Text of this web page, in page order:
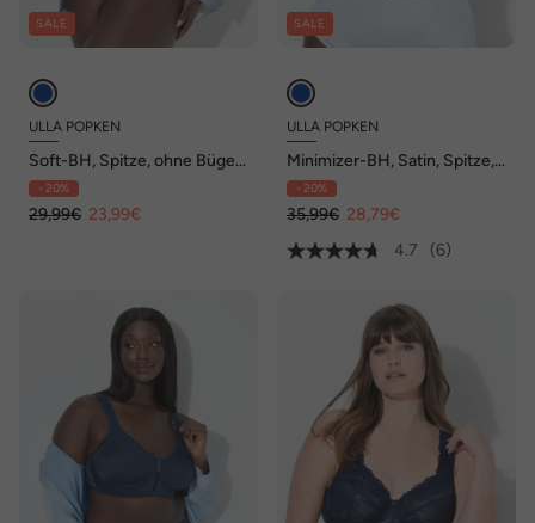
SALE
ULLA POPKEN
Soft-BH, Spitze, ohne Bügel,
Cup B - E
- 20%
29,99€ 23,99€
SALE
ULLA POPKEN
Minimizer-BH, Satin, Spitze,
ohne Bügel, Cup C - F
- 20%
35,99€ 28,79€
4.7
(6)